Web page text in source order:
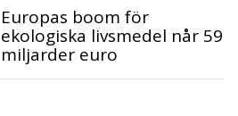
Europas boom för
ekologiska livsmedel når 59
miljarder euro